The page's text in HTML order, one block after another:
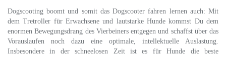
Dogscooting boomt und somit das Dogscooter fahren lernen auch: Mit
dem Tretroller für Erwachsene und lautstarke Hunde kommst Du dem
enormen Bewegungsdrang des Vierbeiners entgegen und schaffst über das
Vorauslaufen noch dazu eine optimale, intellektuelle Auslastung.
Insbesondere in der schneelosen Zeit ist es für Hunde die beste